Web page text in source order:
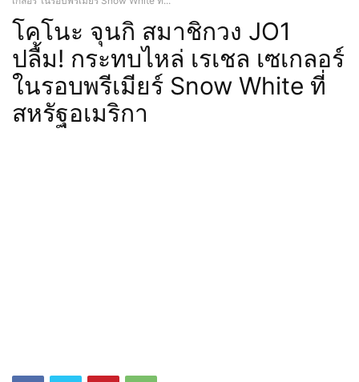
โคโนะ จุนกิ สมาชิกวง JO1
ปลื้ม! กระทบไหล่ เรเชล เซเกลอร์
ในรอบพรีเมียร์ Snow White ที่
สหรัฐอเมริกา